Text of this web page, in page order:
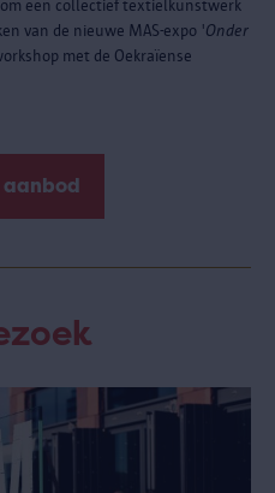
een collectief textielkunstwerk
van de nieuwe MAS-expo 'Onder
met de Oekraïense